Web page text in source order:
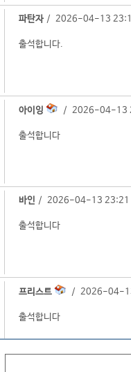
파탄자 / 2026-04-13
출석합니다.
아이잉 / 2026-04-13
출석합니다
바인 / 2026-04-13 23:21
출석합니다
프리스트 / 2026-04-
출석합니다